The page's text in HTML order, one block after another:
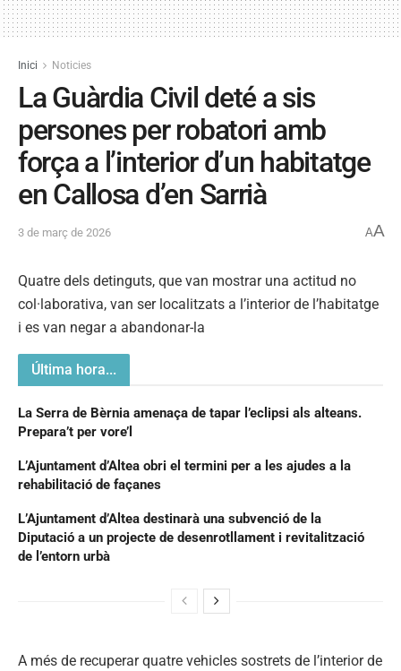
Inici Noticies
La Guàrdia Civil deté a sis
persones per robatori amb
força a l’interior d’un habitatge
en Callosa d’en Sarrià
3 de març de 2026 AA
Quatre dels detinguts, que van mostrar una actitud no
col·laborativa, van ser localitzats a l’interior de l’habitatge
i es van negar a abandonar-la
Última hora...
La Serra de Bèrnia amenaça de tapar l’eclipsi als alteans.
Prepara’t per vore’l
L’Ajuntament d’Altea obri el termini per a les ajudes a la
rehabilitació de façanes
L’Ajuntament d’Altea destinarà una subvenció de la
Diputació a un projecte de desenrotllament i revitalització
de l’entorn urbà
A més de recuperar quatre vehicles sostrets de l’interior de